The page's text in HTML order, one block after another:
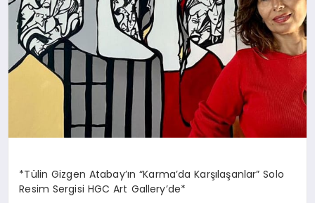
*Tülin Gizgen Atabay’ın “Karma’da Karşılaşanlar” Solo
Resim Sergisi HGC Art Gallery’de*